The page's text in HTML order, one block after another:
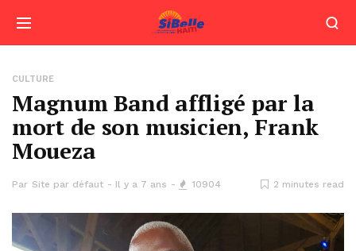
CULTURE
Magnum Band affligé par la
mort de son musicien, Frank
Moueza
Par Site par défaut Il y a 7 ans 10904 2 minutes read